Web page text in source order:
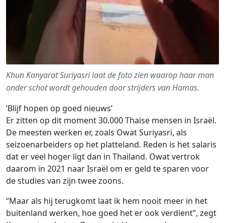
Khun Kanyarat Suriyasri laat de foto zien waarop haar man
onder schot wordt gehouden door strijders van Hamas.
‘Blijf hopen op goed nieuws’
Er zitten op dit moment 30.000 Thaise mensen in Israël.
De meesten werken er, zoals Owat Suriyasri, als
seizoenarbeiders op het platteland. Reden is het salaris
dat er veel hoger ligt dan in Thailand. Owat vertrok
daarom in 2021 naar Israël om er geld te sparen voor
de studies van zijn twee zoons.
“Maar als hij terugkomt laat ik hem nooit meer in het
buitenland werken, hoe goed het er ook verdient”, zegt